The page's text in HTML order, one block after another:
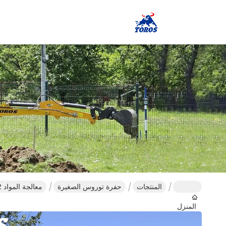
المنزل
المنتجات حفرة توروس الصغيرة معالجة المواد 1.2 طن حفرة صغيرة